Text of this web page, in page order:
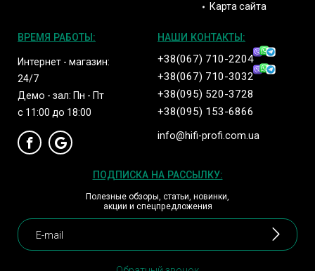
Карта сайта
ВРЕМЯ РАБОТЫ:
Интернет - магазин:
24/7
Демо - зал: Пн - Пт
с 11:00 до 18:00
НАШИ КОНТАКТЫ:
+38(067) 710-2204
+38(067) 710-3032
+38(095) 520-3728
+38(095) 153-6866
info@hifi-profi.com.ua
ПОДПИСКА НА РАССЫЛКУ:
Полезные обзоры, статьи, новинки,
акции и спецпредложения